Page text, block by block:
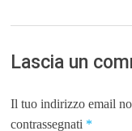
Lascia un
Il tuo indirizzo email
contrassegnati *